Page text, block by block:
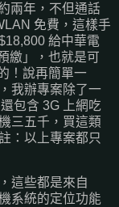
兩年，不但通話
免費，這樣手
給中華電
繳」，也就是可
！說再簡單一
我辦專案除了一
包含 3G 上網吃
三五千，買這類
：以上專案都只
這些都是來自
系統的定位功能